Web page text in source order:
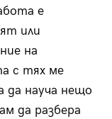
е
или
на
с тях ме
да науча нещо
да разбера